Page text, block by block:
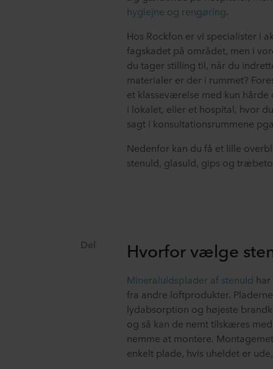
hygiejne og rengøring.
Hos Rockfon er vi specialister i
fagskadet på området, men i
du tager stilling til, når du
materialer er der i rummet?
et klasseværelse med kun
i lokalet, eller et hospital, hvor
sagt i konsultationsrummene
Nedenfor kan du få et lille
stenuld, glasuld, gips og
Del Hvorfor vælge
Mineraluldsplader af stenuld
fra andre loftprodukter.
lydabsorption og højeste
og så kan de nemt tilskæres
nemme at montere.
enkelt plade, hvis uheldet er